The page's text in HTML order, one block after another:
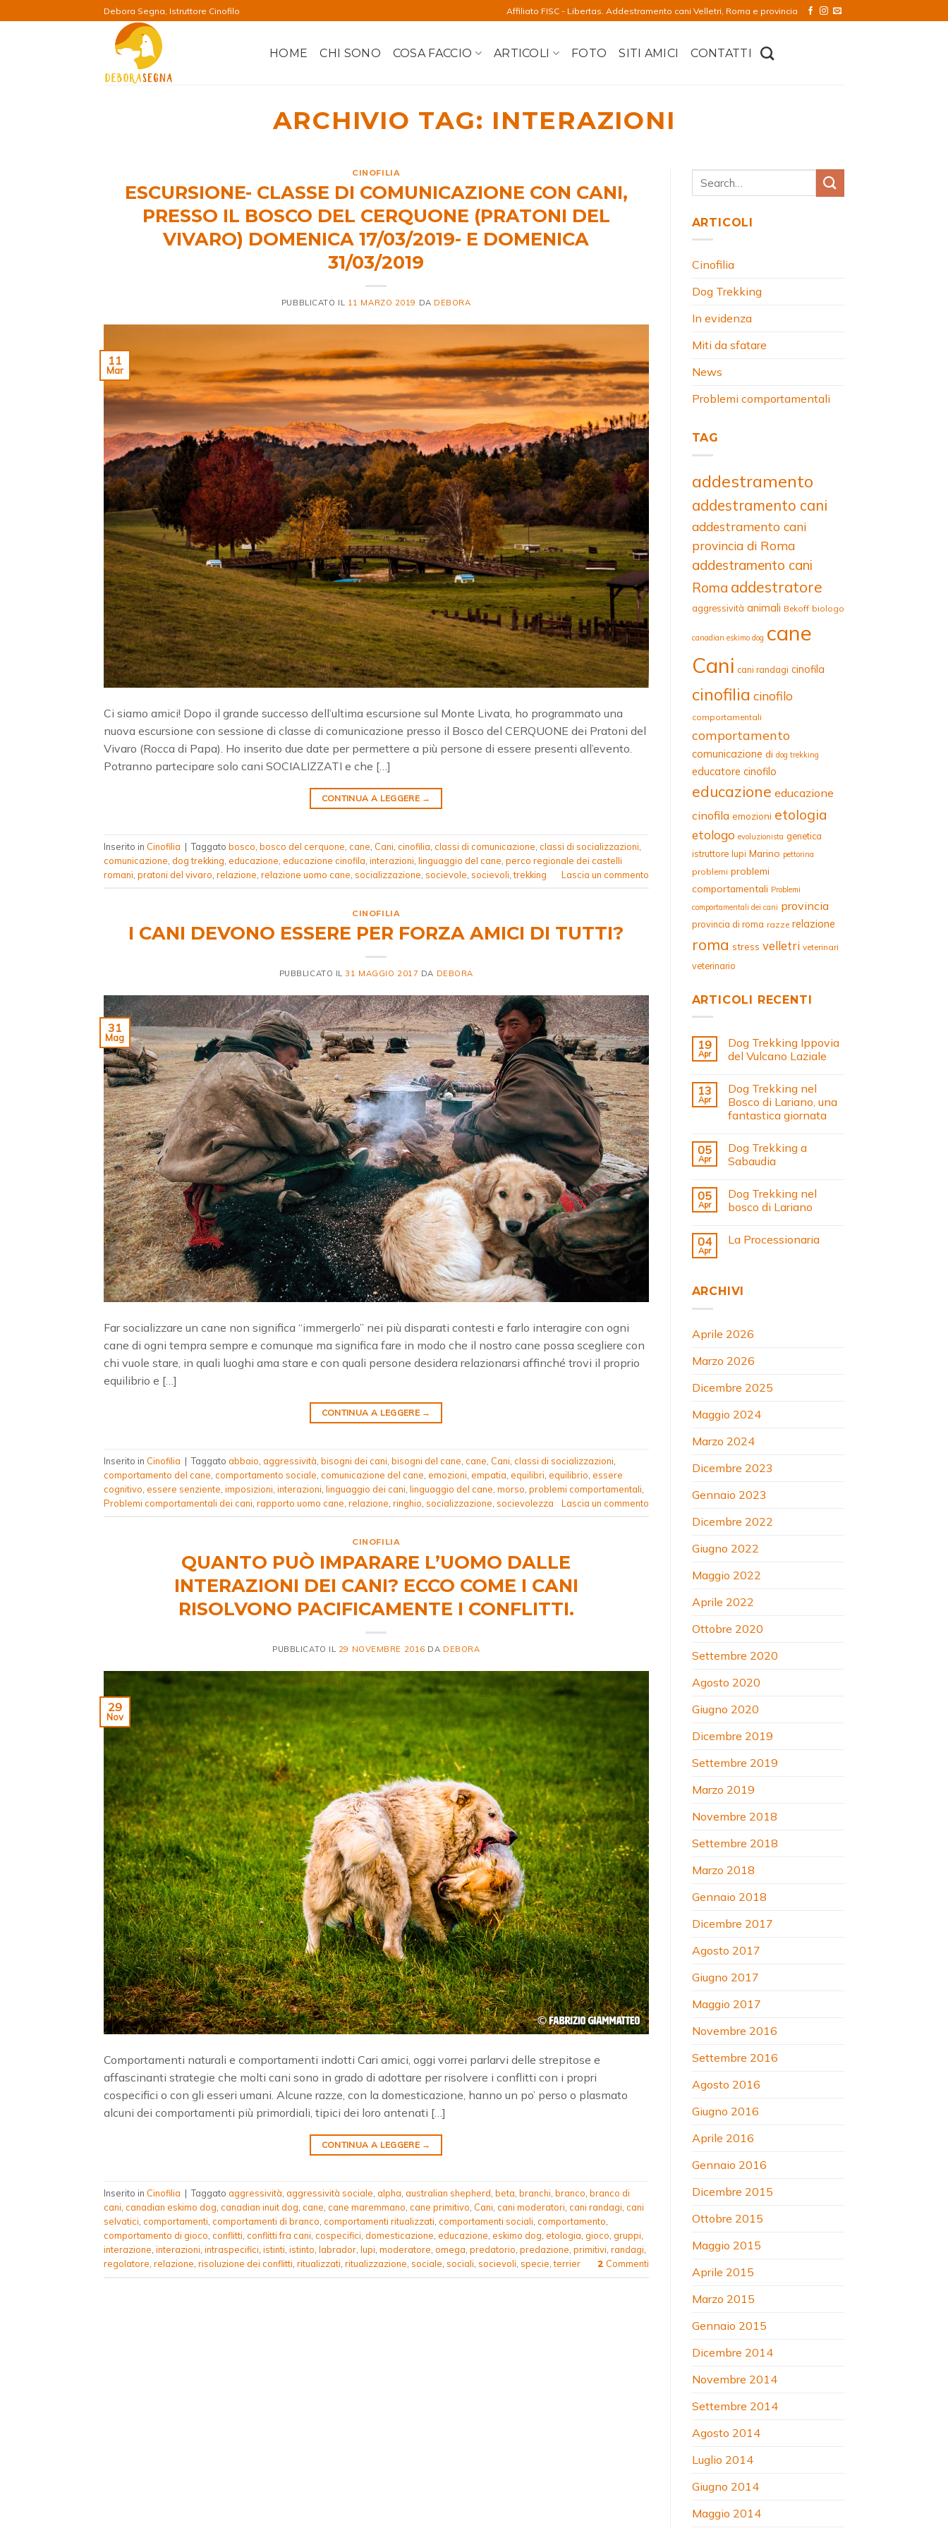
ai
Debora Segna, Istruttore Cinofilo Affiliato FISC - Libertas. Addestramento cani Velletri, Roma e provincia
HOME CHI SONO COSA FACCIO ARTICOLI FOTO SITI AMICI CONTATTI
ARCHIVIO TAG: INTERAZIONI
CINOFILIA
ESCURSIONE- CLASSE DI COMUNICAZIONE CON CANI,
PRESSO IL BOSCO DEL CERQUONE (PRATONI DEL
VIVARO) DOMENICA 17/03/2019- E DOMENICA
31/03/2019
PUBBLICATO IL 11 MARZO 2019 DA DEBORA
11
Mar
Ci siamo amici! Dopo il grande successo dell’ultima escursione sul Monte Livata, ho programmato una
nuova escursione con sessione di classe di comunicazione presso il Bosco del CERQUONE dei Pratoni del
Vivaro (Rocca di Papa). Ho inserito due date per permettere a più persone di essere presenti all’evento.
Potranno partecipare solo cani SOCIALIZZATI e che […]
CONTINUA A LEGGERE →
Inserito in Cinofilia | Taggato bosco bosco del cerquone cane Cani cinofilia classi di comunicazione classi di socializzazioni
comunicazione dog trekking educazione educazione cinofila interazioni linguaggio del cane perco regionale dei castelli
romani pratoni del vivaro relazione relazione uomo cane socializzazione socievole socievoli ,trekking Lascia un commento
CINOFILIA
I CANI DEVONO ESSERE PER FORZA AMICI DI TUTTI?
PUBBLICATO IL 31 MAGGIO 2017 DA DEBORA
31
Mag
Far socializzare un cane non significa “immergerlo” nei più disparati contesti e farlo interagire con ogni
cane di ogni tempra sempre e comunque ma significa fare in modo che il nostro cane possa scegliere con
chi vuole stare, in quali luoghi ama stare e con quali persone desidera relazionarsi affinché trovi il proprio
equilibrio e […]
CONTINUA A LEGGERE →
Inserito in Cinofilia | Taggato abbaio, aggressività, bisogni dei cani, bisogni del cane, cane, Cani, classi di socializzazioni,
comportamento del cane, comportamento sociale, comunicazione del cane, emozioni, empatia, equilibri, equilibrio, essere
cognitivo, essere senziente, imposizioni, interazioni, linguaggio dei cani, linguaggio del cane, morso, problemi comportamentali,
Problemi comportamentali dei cani, rapporto uomo cane, relazione, ringhio, socializzazione, socievolezza Lascia un commento
CINOFILIA
QUANTO PUÒ IMPARARE L’UOMO DALLE
INTERAZIONI DEI CANI? ECCO COME I CANI
RISOLVONO PACIFICAMENTE I CONFLITTI.
PUBBLICATO IL 29 NOVEMBRE 2016 DA DEBORA
29
Nov
Comportamenti naturali e comportamenti indotti Cari amici, oggi vorrei parlarvi delle strepitose e
affascinanti strategie che molti cani sono in grado di adottare per risolvere i conflitti con i propri
cospecifici o con gli esseri umani. Alcune razze, con la domesticazione, hanno un po’ perso o plasmato
alcuni dei comportamenti più primordiali, tipici dei loro antenati […]
CONTINUA A LEGGERE →
Inserito in Cinofilia | Taggato aggressività, aggressività sociale, alpha, australian shepherd, beta, branchi, branco, branco di
cani, canadian eskimo dog, canadian inuit dog, cane, cane maremmano, cane primitivo, Cani, cani moderatori, cani randagi, cani
selvatici, comportamenti, comportamenti di branco, comportamenti ritualizzati, comportamenti sociali, comportamento,
comportamento di gioco, conflitti, conflitti fra cani, cospecifici, domesticazione, educazione, eskimo dog, etologia, gioco, gruppi,
interazione, interazioni, intraspecifici, istinti, istinto, labrador, lupi, moderatore, omega, predatorio, predazione, primitivi, randagi,
regolatore, relazione, risoluzione dei conflitti, ritualizzati, ritualizzazione, sociale, sociali, socievoli, specie,terrier 2 Commenti
ARTICOLI
Cinofilia
Dog Trekking
In evidenza
Miti da sfatare
News
Problemi comportamentali
TAG
addestramento
addestramento cani
addestramento cani
provincia di Roma
addestramento cani
Roma addestratore
aggressività animali Bekoff biologo
canadian eskimo dog cane
Cani cani randagi cinofila
cinofilia cinofilo
comportamentali
comportamento
comunicazione di dog trekking
educatore cinofilo
educazione educazione
cinofila emozioni etologia
etologo evoluzionista genetica
istruttore lupi Marino pettorina
problemi problemi
comportamentali Problemi
comportamentali dei cani provincia
provincia di roma razze relazione
roma stress velletri veterinari
veterinario
ARTICOLI RECENTI
19
Apr
Dog Trekking Ippovia
del Vulcano Laziale
13
Apr
Dog Trekking nel
Bosco di Lariano, una
fantastica giornata
05
Apr
Dog Trekking a
Sabaudia
05
Apr
Dog Trekking nel
bosco di Lariano
04
Apr
La Processionaria
ARCHIVI
Aprile 2026
Marzo 2026
Dicembre 2025
Maggio 2024
Marzo 2024
Dicembre 2023
Gennaio 2023
Dicembre 2022
Giugno 2022
Maggio 2022
Aprile 2022
Ottobre 2020
Settembre 2020
Agosto 2020
Giugno 2020
Dicembre 2019
Settembre 2019
Marzo 2019
Novembre 2018
Settembre 2018
Marzo 2018
Gennaio 2018
Dicembre 2017
Agosto 2017
Giugno 2017
Maggio 2017
Novembre 2016
Settembre 2016
Agosto 2016
Giugno 2016
Aprile 2016
Gennaio 2016
Dicembre 2015
Ottobre 2015
Maggio 2015
Aprile 2015
Marzo 2015
Gennaio 2015
Dicembre 2014
Novembre 2014
Settembre 2014
Agosto 2014
Luglio 2014
Giugno 2014
Maggio 2014